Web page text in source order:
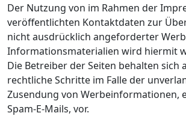
Der Nutzung von im Rahmen der
veröffentlichten Kontaktdaten zur
nicht ausdrücklich angeforderter
Informationsmaterialien wird hiermit
Die Betreiber der Seiten behalten sich
rechtliche Schritte im Falle der
Zusendung von Werbeinformationen,
Spam-E-Mails, vor.